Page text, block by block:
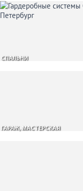
СПАЛЬНИ
ГАРАЖ, МАСТЕРСКАЯ